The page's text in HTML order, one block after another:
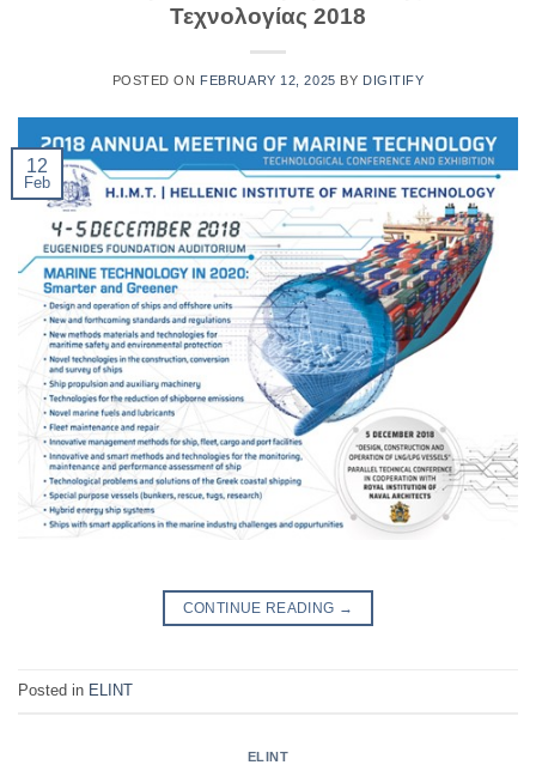
Τεχνολογίας 2018
POSTED ON FEBRUARY 12, 2025 BY DIGITIFY
12
Feb
CONTINUE READING →
Posted in ELINT
ELINT